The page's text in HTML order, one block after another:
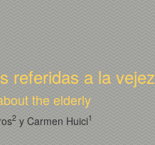
referidas a la vejez
the elderly
2 y Carmen Huici1